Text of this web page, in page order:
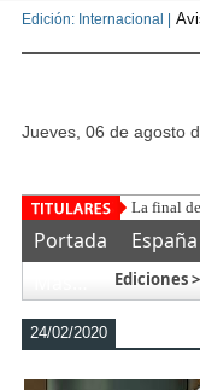
Edición: Internacional |
jueves, 06 de agosto
La final
Portada España
Ediciones >
24/02/2020